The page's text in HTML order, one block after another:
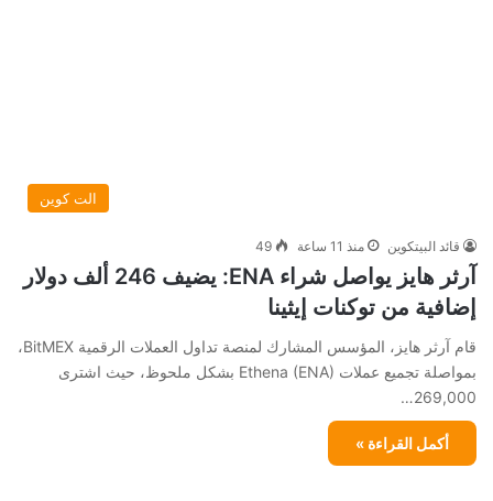
الت كوين
قائد البيتكوين منذ 11 ساعة 49
آرثر هايز يواصل شراء ENA: يضيف 246 ألف دولار
إضافية من توكنات إيثينا
قام آرثر هايز، المؤسس المشارك لمنصة تداول العملات الرقمية BitMEX،
بمواصلة تجميع عملات Ethena (ENA) بشكل ملحوظ، حيث اشترى
269,000…
أكمل القراءة »